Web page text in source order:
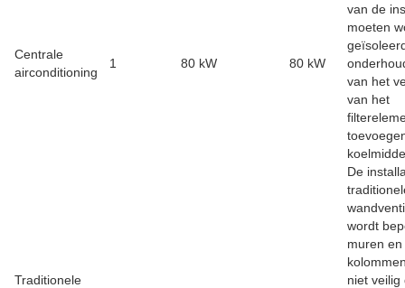
Centrale
airconditioning
1 80 kW 80 kW
van de
moeten
van het
van het
Traditionele
De
wordt
muren en
niet veilig